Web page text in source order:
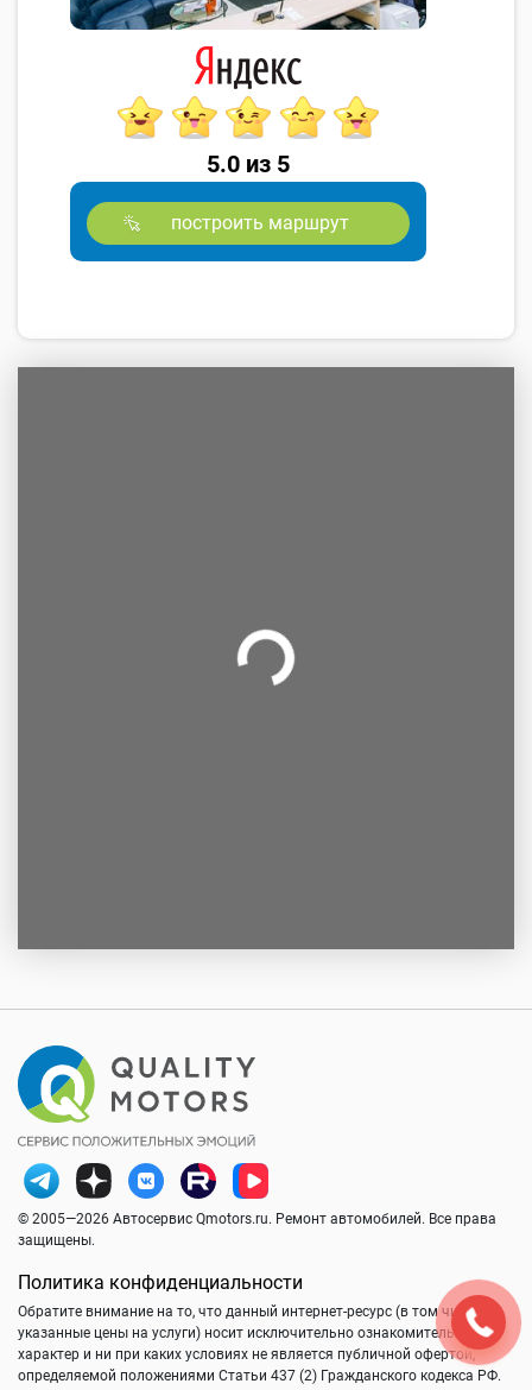
5.0 из 5
построить маршрут
© 2005—2026 Автосервис Qmotors.ru. Ремонт автомобилей. Все права
защищены.
Политика конфиденциальности
Обратите внимание на то, что данный интернет-ресурс (в том числе
указанные цены на услуги) носит исключительно ознакомительный
характер и ни при каких условиях не является публичной офертой,
определяемой положениями Статьи 437 (2) Гражданского кодекса РФ.